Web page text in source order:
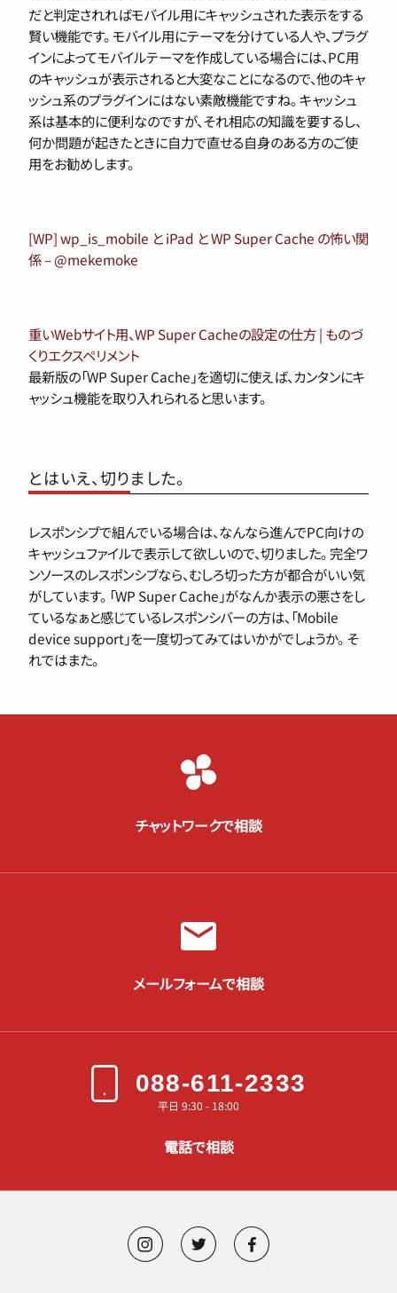
だと判定されればモバイル用にキャッシュされた表示をする
賢い機能です。 モバイル用にテーマを分けている人や、プラグ
インによってモバイルテーマを作成している場合には、PC用
のキャッシュが表示されると大変なことになるので、他のキャ
ッシュ系のプラグインにはない素敵機能ですね。 キャッシュ
系は基本的に便利なのですが、それ相応の知識を要するし、
何か問題が起きたときに自力で直せる自身のある方のご使
用をお勧めします。
[WP] wp_is_mobile と iPad と WP Super Cache の怖い関
係 – @mekemoke
重いWebサイト用、WP Super Cacheの設定の仕方 | ものづ
くりエクスペリメント
最新版の「WP Super Cache」を適切に使えば、カンタンにキ
ャッシュ機能を取り入れられると思います。
とはいえ、切りました。
レスポンシブで組んでいる場合は、なんなら進んでPC向けの
キャッシュファイルで表示して欲しいので、切りました。 完全ワ
ンソースのレスポンシブなら、むしろ切った方が都合がいい気
がしています。 「WP Super Cache」がなんか表示の悪さをし
ているなぁと感じているレスポンシバーの方は、「Mobile
device support」を一度切ってみてはいかがでしょうか。 そ
れではまた。
チャットワークで相談
メールフォームで相談
088-611-2333
平日 9:30 - 18:00
電話で相談